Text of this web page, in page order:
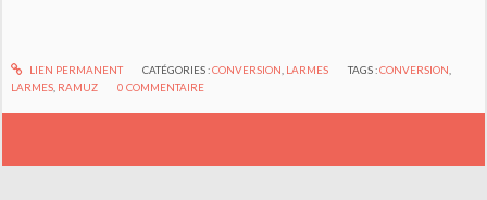
LIEN PERMANENT CATÉGORIES :CONVERSION LARMES TAGS :CONVERSION
LARMES RAMUZ 0 COMMENTAIRE